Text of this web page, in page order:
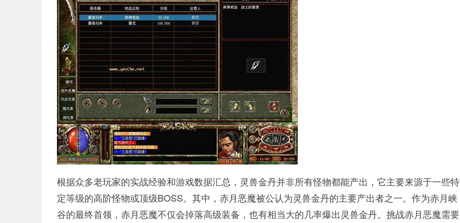
根据众多老玩家的实战经验和游戏数据汇总，灵兽金丹并非所有怪物都能产出，它主要来源于一些特
定等级的高阶怪物或顶级BOSS。其中，赤月恶魔被公认为灵兽金丹的主要产出者之一。作为赤月峡
谷的最终首领，赤月恶魔不仅会掉落高级装备，也有相当大的几率爆出灵兽金丹。挑战赤月恶魔需要